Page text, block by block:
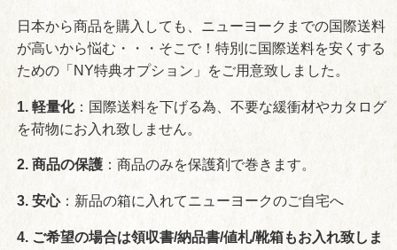
日本から商品を購入しても、ニューヨークまでの国際送料
が高いから悩む・・・そこで！特別に国際送料を安くする
ための「NY特典オプション」をご用意致しました。
1. 軽量化：国際送料を下げる為、不要な緩衝材やカタログ
を荷物にお入れ致しません。
2. 商品の保護：商品のみを保護剤で巻きます。
3. 安心：新品の箱に入れてニューヨークのご自宅へ
4. ご希望の場合は領収書/納品書/値札/靴箱もお入れ致しま